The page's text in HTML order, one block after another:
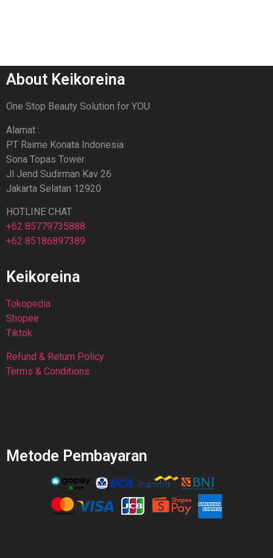
About Keikoreina
One Stop Beauty Solution for YOU
Alamat :
PT Raime Konata Indonesia
Sona Topas Tower
Jl Jend Sudirman Kav 26
Jakarta Selatan 12920
HOTLINE CHAT
+62 85779735888
+62 85186897389
Keikoreina
Tokopedia
Shopee
Tiktok
Refund & Return Policy
Terms & Conditions
Metode Pembayaran